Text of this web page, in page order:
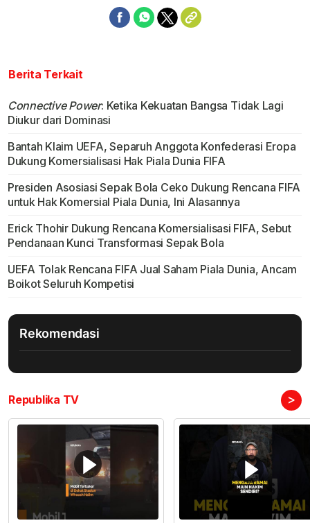
Berita Terkait
Connective Power: Ketika Kekuatan Bangsa Tidak Lagi
Diukur dari Dominasi
Bantah Klaim UEFA, Separuh Anggota Konfederasi Eropa
Dukung Komersialisasi Hak Piala Dunia FIFA
Presiden Asosiasi Sepak Bola Ceko Dukung Rencana FIFA
untuk Hak Komersial Piala Dunia, Ini Alasannya
Erick Thohir Dukung Rencana Komersialisasi FIFA, Sebut
Pendanaan Kunci Transformasi Sepak Bola
UEFA Tolak Rencana FIFA Jual Saham Piala Dunia, Ancam
Boikot Seluruh Kompetisi
Rekomendasi
Republika TV >